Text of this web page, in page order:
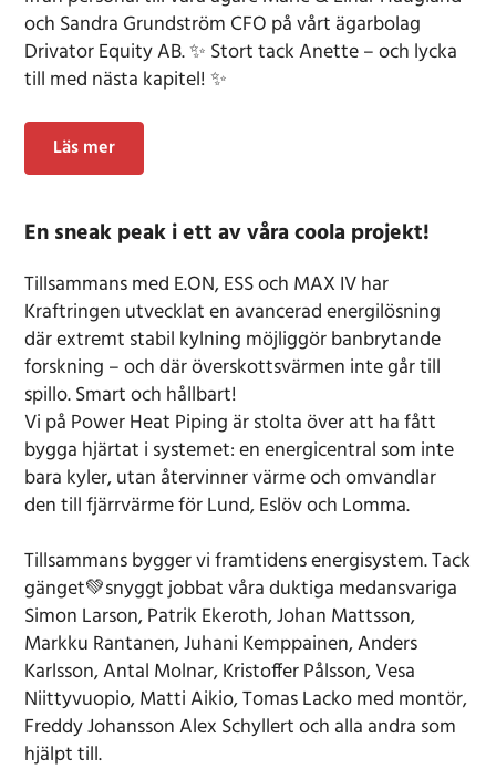
och Sandra Grundström CFO på vårt ägarbolag
Drivator Equity AB. ✨ Stort tack Anette – och lycka
till med nästa kapitel! ✨
Läs mer
En sneak peak i ett av våra coola projekt!
Tillsammans med E.ON, ESS och MAX IV har
Kraftringen utvecklat en avancerad energilösning
där extremt stabil kylning möjliggör banbrytande
forskning – och där överskottsvärmen inte går till
spillo. Smart och hållbart!
Vi på Power Heat Piping är stolta över att ha fått
bygga hjärtat i systemet: en energicentral som inte
bara kyler, utan återvinner värme och omvandlar
den till fjärrvärme för Lund, Eslöv och Lomma.
Tillsammans bygger vi framtidens energisystem. Tack
gänget💚snyggt jobbat våra duktiga medansvariga
Simon Larson, Patrik Ekeroth, Johan Mattsson,
Markku Rantanen, Juhani Kemppainen, Anders
Karlsson, Antal Molnar, Kristoffer Pålsson, Vesa
Niittyvuopio, Matti Aikio, Tomas Lacko med montör,
Freddy Johansson Alex Schyllert och alla andra som
hjälpt till.